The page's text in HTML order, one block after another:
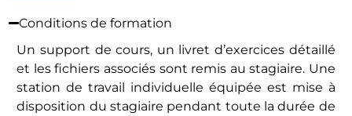
Conditions de formation
Un support de cours, un livret d’exercices détaillé
et les fichiers associés sont remis au stagiaire. Une
station de travail individuelle équipée est mise à
disposition du stagiaire pendant toute la durée de